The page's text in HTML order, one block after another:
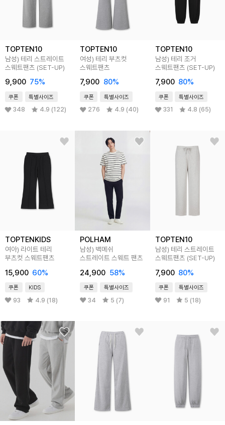
TOPTEN10
남성) 테리 스트레이트
스웨트팬츠 (SET-UP)
9,900 75%
쿠폰 특별사이즈
348 4.9 (122)
TOPTEN10
여성) 테리 부츠컷
스웨트팬츠
7,900 80%
쿠폰 특별사이즈
276 4.9 (40)
TOPTEN10
남성) 테리 조거
스웨트팬츠 (SET-UP)
7,900 80%
쿠폰 특별사이즈
331 4.8 (65)
TOPTENKIDS
여아) 라이트 테리
부츠컷 스웨트팬츠
15,900 60%
쿠폰 KIDS
93 4.9 (18)
POLHAM
남성) 백메쉬
스트레이트 스웨트 팬츠
24,900 58%
쿠폰 특별사이즈
34 5 (7)
TOPTEN10
남성) 테리 스트레이트
스웨트팬츠 (SET-UP)
7,900 80%
쿠폰 특별사이즈
91 5 (18)